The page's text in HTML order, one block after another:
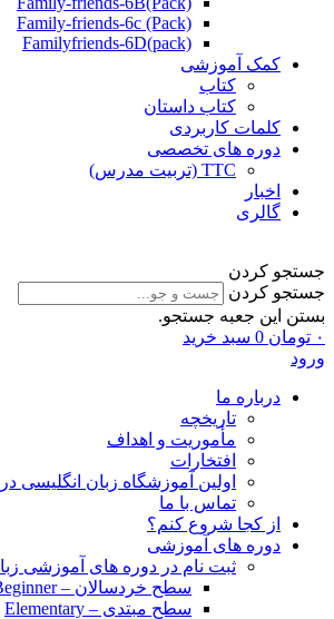
Family-friends-6c (Pack)
Familyfriends-6D(pack)
کمک آموزشی
کتاب
کتاب داستان
کلمات کاربردی
دوره های تخصصی
TTC (تربیت مدرس)
اخبار
گالری
جستجو کردن
جستجو کردن
بستن این جعبه جستجو.
۰ تومان 0 سبد خرید
ورود
درباره ما
تاریخچه
مأموریت و اهداف
افتخارات
اولین آموزشگاه زبان انگلیسی در
تماس با ما
از کجا شروع کنم؟
دوره های آموزشی
ثبت نام در دوره های آموزشی
سطح خردسالان – Beginner
سطح مبتدی – Elementary